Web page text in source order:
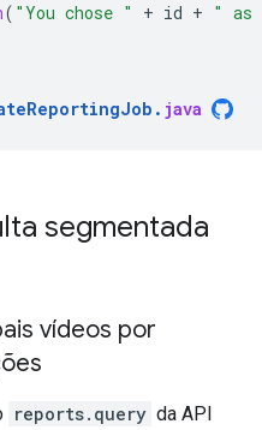
( "You chose " + id + " as
. java
segmentada
vídeos por
reports.query da API